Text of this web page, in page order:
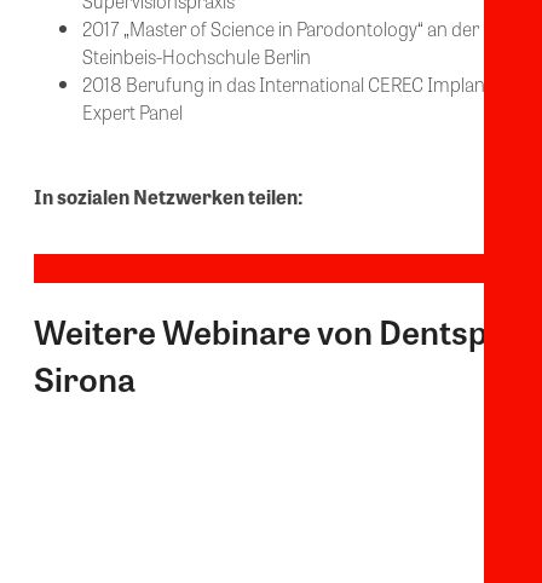
2017 „Master of Science in Parodontology“ an der
Steinbeis-Hochschule Berlin
2018 Berufung in das International CEREC Implantology
Expert Panel
In sozialen Netzwerken teilen:
Weitere Webinare von Dentsply
Sirona